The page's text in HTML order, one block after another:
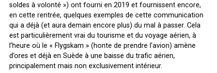
soldes à volonté ») ont fourni en 2019 et fournissent encore,
en cette rentrée, quelques exemples de cette communication
qui a déjà (et aura demain encore plus) du mal à passer. Cela
est particulièrement vrai du tourisme et du voyage aérien, à
l’heure où le « Flygskam » (honte de prendre l’avion) amène
d’ores et déjà en Suède à une baisse du trafic aérien,
principalement mais non exclusivement intérieur.